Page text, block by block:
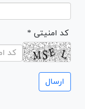
* کد امنیتی